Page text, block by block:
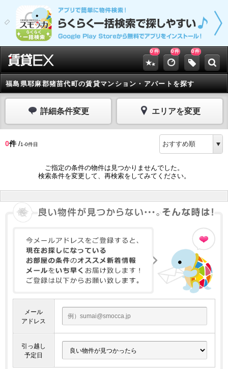
0 件 0件 0件
福島県耶麻郡猪苗代町の賃貸マンション・アパートを探す
詳細条件変更 エリアを変更
0件/1-0件目
ご指定の条件の物件は見つかりませんでした。
検索条件を変更して、再検索をしてみてください。
メール
アドレス
引っ越し
予定日